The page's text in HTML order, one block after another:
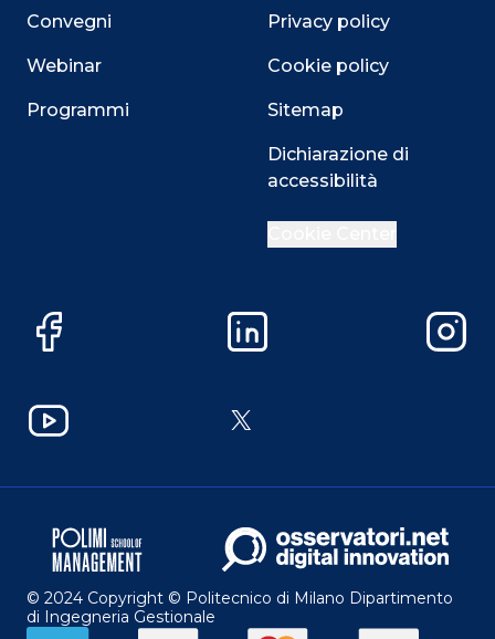
Convegni
Webinar
Programmi
Privacy policy
Cookie policy
Sitemap
Dichiarazione di
accessibilità
Facebook LinkedIn
YouTube X
© 2024 Copyright © Politecnico di Milano Dipartimento
di Ingegneria Gestionale